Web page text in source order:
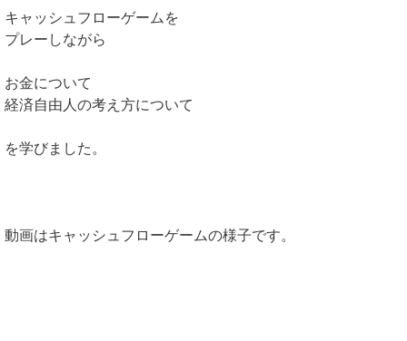
キャッシュフローゲームを
プレーしながら
お金について
経済自由人の考え方について
を学びました。
動画はキャッシュフローゲームの様子です。